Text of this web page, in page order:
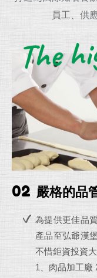
員工、供
02 嚴格的品
為提供更佳品
產品至弘爺漢
不惜鉅資投資
1、肉品加工廠